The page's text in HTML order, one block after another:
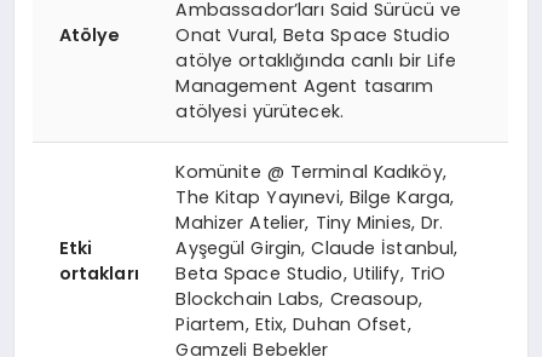
Atölye
Ambassador’ları Said Sürücü ve
Onat Vural, Beta Space Studio
atölye ortaklığında canlı bir Life
Management Agent tasarım
atölyesi yürütecek.
Etki
ortakları
Komünite @ Terminal Kadıköy,
The Kitap Yayınevi, Bilge Karga,
Mahizer Atelier, Tiny Minies, Dr.
Ayşegül Girgin, Claude İstanbul,
Beta Space Studio, Utilify, TriO
Blockchain Labs, Creasoup,
Piartem, Etix, Duhan Ofset,
Gamzeli Bebekler